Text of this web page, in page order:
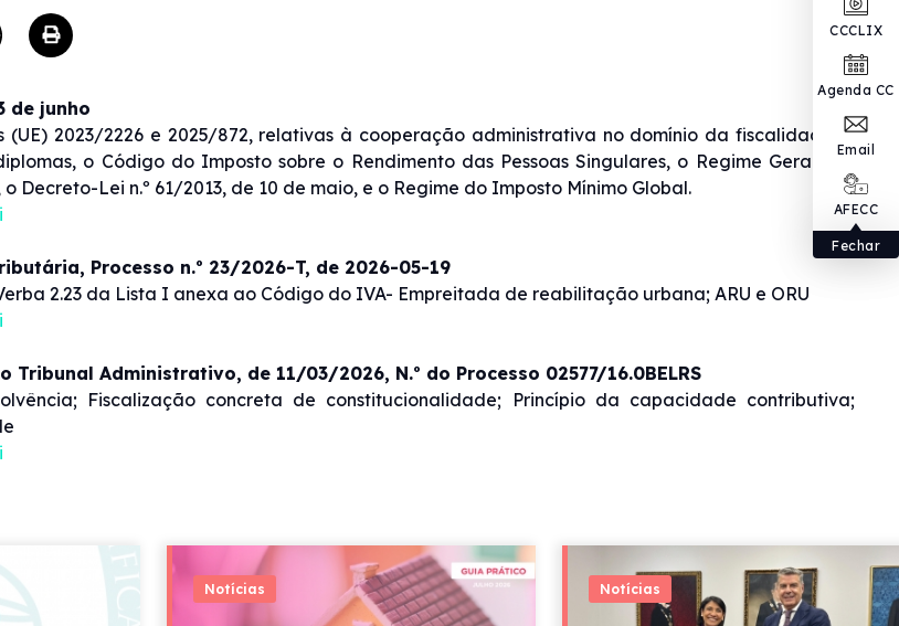
CCCLIX
Agenda CC
Email
AFECC
Fechar
de junho
(UE) 2023/2226 e 2025/872, relativas à cooperação administrativa no domínio da fiscalidade, e
o Código do Imposto sobre o Rendimento das Pessoas Singulares, o Regime Geral das
Decreto-Lei n.º 61/2013, de 10 de maio, e o Regime do Imposto Mínimo Global.
Processo n.º 23/2026-T, de 2026-05-19
2.23 da Lista I anexa ao Código do IVA- Empreitada de reabilitação urbana; ARU e ORU
Tribunal Administrativo, de 11/03/2026, N.º do Processo 02577/16.0BELRS
Fiscalização concreta de constitucionalidade; Princípio da capacidade contributiva;
Notícias Notícias